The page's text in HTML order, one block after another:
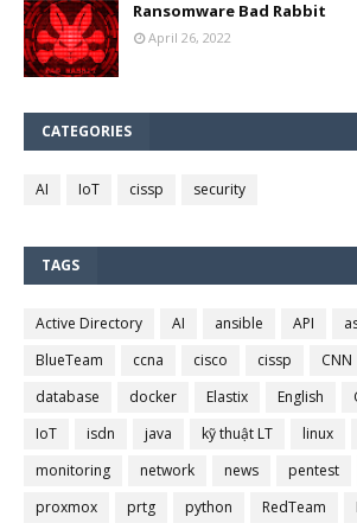
Ransomware Bad Rabbit
April 26, 2022
CATEGORIES
AI IoT cissp security
TAGS
Active Directory AI ansible API
BlueTeam
ccna cisco cissp CNN
database
docker Elastix English
IoT
isdn java kỹ thuật LT linux
monitoring
network news pentest
proxmox
prtg python RedTeam